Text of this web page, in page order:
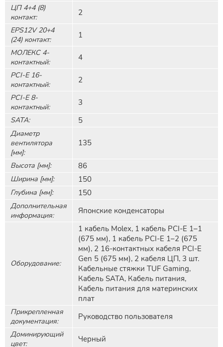
ЦП 4+4 (8)
контакт:
2
EPS12V 20+4
(24) контакт:
1
МОЛЕКС 4-
контактный:
4
PCI-E 16-
контактный:
2
PCI-E 8-
контактный:
3
SATA: 5
Диаметр
вентилятора
[мм]:
135
Высота [мм]: 86
Ширина [мм]: 150
Глубина [мм]: 150
Дополнительная
информация:
Японские конденсаторы
Оборудование:
1 кабель Molex, 1 кабель PCI-E 1–1
(675 мм), 1 кабель PCI-E 1–2 (675
мм), 2 16-контактных кабеля PCI-E
Gen 5 (675 мм), 2 кабеля ЦП, 3 шт.
Кабельные стяжки TUF Gaming,
Кабель SATA, Кабель питания,
Кабель питания для материнских
плат
Прикрепленная
документация:
Руководство пользователя
Доминирующий
цвет:
Черный